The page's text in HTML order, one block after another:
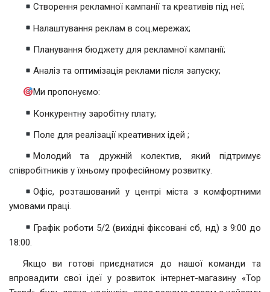
Створення рекламної кампанії та креативів під неї;
Налаштування реклам в соц.мережах;
Планування бюджету для рекламної кампанії;
Аналіз та оптимізація реклами після запуску;
Ми пропонуємо:
Конкурентну заробітну плату;
Поле для реалізації креативних ідей ;
Молодий та дружній колектив, який підтримує
співробітників у їхньому професійному розвитку.
Офіс, розташований у центрі міста з комфортними
умовами праці.
Графік роботи 5/2 (вихідні фіксовані сб, нд) з 9:00 до
18:00.
Якщо ви готові приєднатися до нашої команди та
впровадити свої ідеї у розвиток інтернет-магазину «Top